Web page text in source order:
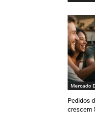
Mercado
Pedidos
crescem